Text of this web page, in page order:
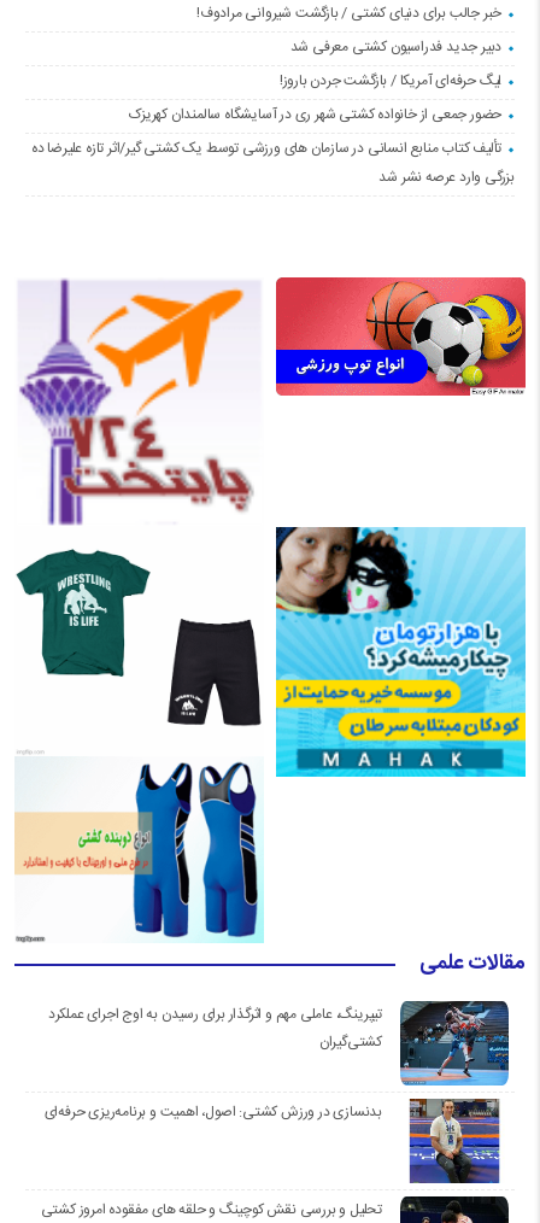
خبر جالب برای دنیای کشتی / بازگشت شیروانی مرادوف!
دبیر جدید فدراسیون کشتی معرفی شد
لیگ حرفه‌ای آمریکا / بازگشت جردن باروز!
حضور جمعی از خانواده کشتی شهر ری در آسایشگاه سالمندان کهریزک
تألیف کتاب منابع انسانی در سازمان های ورزشی توسط یک کشتی گیر/اثر تازه علیرضا ده
بزرگی وارد عرصه نشر شد
مقالات علمی
تیپرینگ، عاملی مهم و اثرگذار برای رسیدن به اوج اجرای عملکرد
کشتی‌گیران
بدنسازی در ورزش کشتی: اصول، اهمیت و برنامه‌ریزی حرفه‌ای
تحلیل و بررسی نقش کوچینگ و حلقه های مفقوده امروز کشتی